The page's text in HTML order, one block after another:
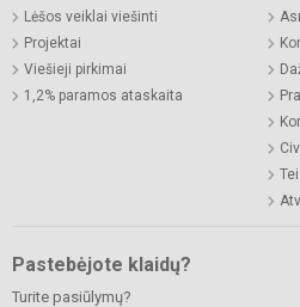
Lėšos veiklai viešinti
Projektai
Viešieji pirkimai
1,2% paramos ataskaita
Pastebėjote klaidų?
Turite pasiūlymų?